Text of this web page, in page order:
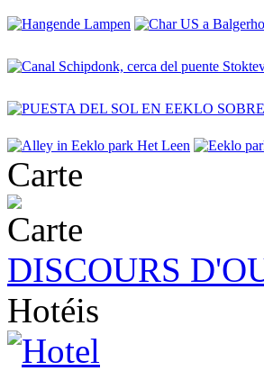
Carte
DISCOURS
Hotéis